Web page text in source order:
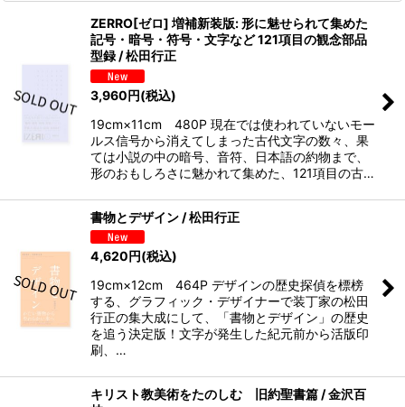
ZERRO[ゼロ] 増補新装版: 形に魅せられて集めた
記号・暗号・符号・文字など 121項目の観念部品
型録 / 松田行正
3,960円(税込)
19cm×11cm 480P 現在では使われていないモー
ルス信号から消えてしまった古代文字の数々、果
ては小説の中の暗号、音符、日本語の約物まで、
形のおもしろさに魅かれて集めた、121項目の古…
書物とデザイン / 松田行正
4,620円(税込)
19cm×12cm 464P デザインの歴史探偵を標榜
する、グラフィック・デザイナーで装丁家の松田
行正の集大成にして、「書物とデザイン」の歴史
を追う決定版！文字が発生した紀元前から活版印
刷、…
キリスト教美術をたのしむ 旧約聖書篇 / 金沢百